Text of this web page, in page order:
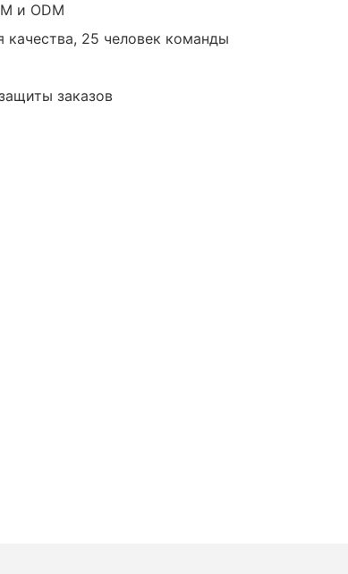
и ODM
25 человек команды
заказов